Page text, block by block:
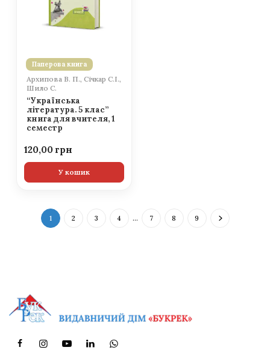
Паперова книга
Архипова В. П., Січкар С.І.,
Шило С.
“Українська
література. 5 клас”
книга для вчителя, 1
семестр
120,00
У кошик
1 2 3 4 … 7 8 9